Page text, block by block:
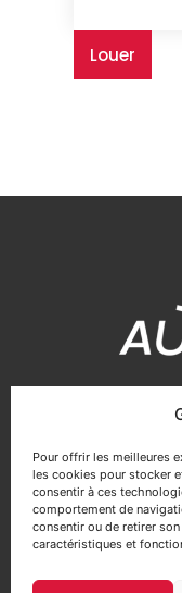
Pour offrir les meilleures
les cookies pour stocker
consentir à ces
comportement de
consentir ou de retirer
caractéristiques et
Louer
Zi les
05 49